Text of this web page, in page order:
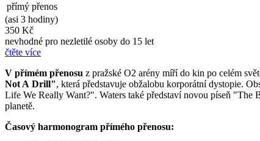
přímý přenos
(asi 3 hodiny)
350 Kč
nevhodné pro nezletilé osoby do 15 let
čtěte více
V přímém přenosu z pražské O2 arény míří do kin po celém
Not A Drill", která představuje obžalobu korporátní dystopie.
Life We Really Want?". Waters také představí novou píseň "The
planetě.
Časový harmonogram přímého přenosu: